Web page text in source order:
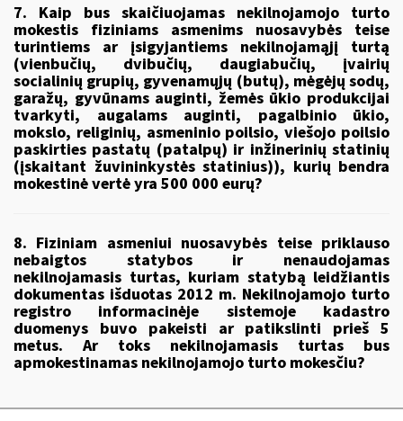
7. Kaip bus skaičiuojamas nekilnojamojo turto
mokestis fiziniams asmenims nuosavybės teise
turintiems ar įsigyjantiems nekilnojamąjį turtą
(vienbučių, dvibučių, daugiabučių, įvairių
socialinių grupių, gyvenamųjų (butų), mėgėjų sodų,
garažų, gyvūnams auginti, žemės ūkio produkcijai
tvarkyti, augalams auginti, pagalbinio ūkio,
mokslo, religinių, asmeninio poilsio, viešojo poilsio
paskirties pastatų (patalpų) ir inžinerinių statinių
(įskaitant žuvininkystės statinius)), kurių bendra
mokestinė vertė yra 500 000 eurų?
8. Fiziniam asmeniui nuosavybės teise priklauso
nebaigtos statybos ir nenaudojamas
nekilnojamasis turtas, kuriam statybą leidžiantis
dokumentas išduotas 2012 m. Nekilnojamojo turto
registro informacinėje sistemoje kadastro
duomenys buvo pakeisti ar patikslinti prieš 5
metus. Ar toks nekilnojamasis turtas bus
apmokestinamas nekilnojamojo turto mokesčiu?